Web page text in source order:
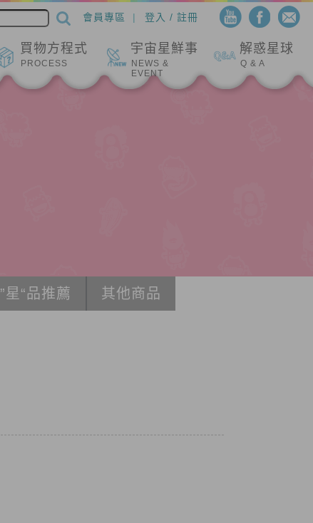
會員專區 登入 / 註冊
解惑星球
Q & A
宇宙星鮮事
NEWS &
EVENT
買物方程式
PROCESS
”星“品推薦 其他商品